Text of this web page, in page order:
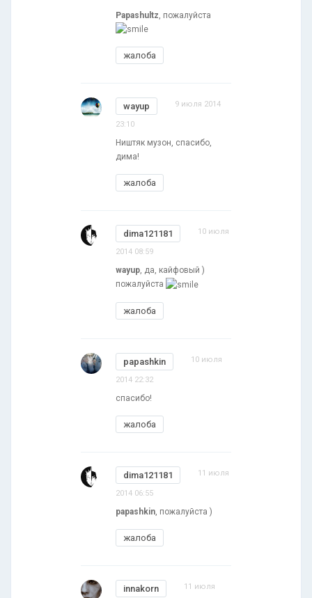
Papashultz, пожалуйста
жалоба
wayup 9 июля 2014
23:10
Ништяк музон, спасибо,
дима!
жалоба
dima121181 10 июля
2014 08:59
wayup, да, кайфовый )
пожалуйста
жалоба
papashkin 10 июля
2014 22:32
спасибо!
жалоба
dima121181 11 июля
2014 06:55
papashkin, пожалуйста )
жалоба
innakorn 11 июля